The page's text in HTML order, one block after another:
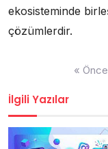
ekosisteminde
çözümlerdir.
«
İlgili Yazılar